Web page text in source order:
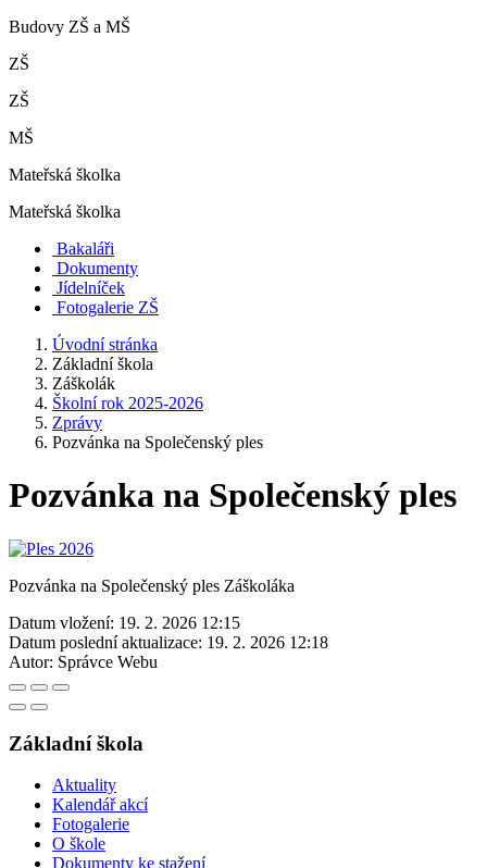
Budovy ZŠ a MŠ
ZŠ
ZŠ
MŠ
Mateřská školka
Mateřská školka
Bakaláři
Dokumenty
Jídelníček
Fotogalerie ZŠ
Úvodní stránka
Základní škola
Záškolák
Školní rok 2025-2026
Zprávy
Pozvánka na Společenský ples
Pozvánka na Společenský ples
Pozvánka na Společenský ples Záškoláka
Datum vložení: 19. 2. 2026 12:15
Datum poslední aktualizace: 19. 2. 2026 12:18
Autor: Správce Webu
Základní škola
Aktuality
Kalendář akcí
Fotogalerie
O škole
Dokumenty ke stažení